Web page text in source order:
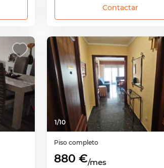
Contactar
1/10
Piso completo
880 €/mes